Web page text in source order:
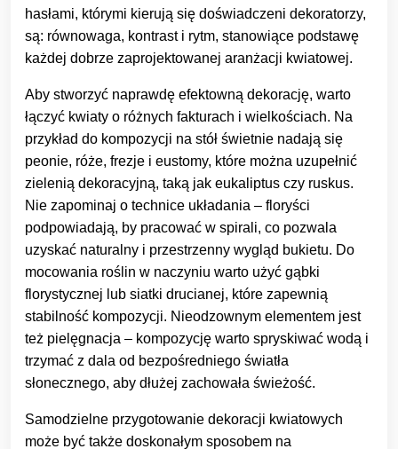
hasłami, którymi kierują się doświadczeni dekoratorzy,
są: równowaga, kontrast i rytm, stanowiące podstawę
każdej dobrze zaprojektowanej aranżacji kwiatowej.
Aby stworzyć naprawdę efektowną dekorację, warto
łączyć kwiaty o różnych fakturach i wielkościach. Na
przykład do kompozycji na stół świetnie nadają się
peonie, róże, frezje i eustomy, które można uzupełnić
zielenią dekoracyjną, taką jak eukaliptus czy ruskus.
Nie zapominaj o technice układania – floryści
podpowiadają, by pracować w spirali, co pozwala
uzyskać naturalny i przestrzenny wygląd bukietu. Do
mocowania roślin w naczyniu warto użyć gąbki
florystycznej lub siatki drucianej, które zapewnią
stabilność kompozycji. Nieodzownym elementem jest
też pielęgnacja – kompozycję warto spryskiwać wodą i
trzymać z dala od bezpośredniego światła
słonecznego, aby dłużej zachowała świeżość.
Samodzielne przygotowanie dekoracji kwiatowych
może być także doskonałym sposobem na